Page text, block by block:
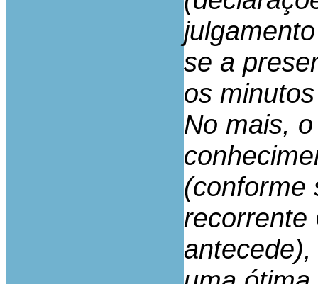
se a
os
No mais,
(conforme
recorrente